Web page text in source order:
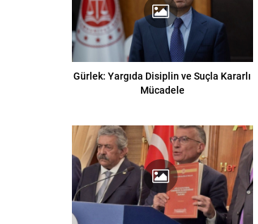
Gürlek: Yargıda Disiplin ve Suçla Kararlı
Mücadele